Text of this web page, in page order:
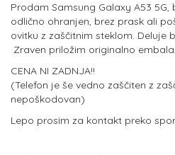
Prodam Samsung Galaxy A53 5G,
odlično ohranjen, brez prask ali
ovitku z zaščitnim steklom. Deluje
Zraven priložim originalno
CENA NI ZADNJA!!
(Telefon je še vedno zaščiten z
nepoškodovan)
Lepo prosim za kontakt preko